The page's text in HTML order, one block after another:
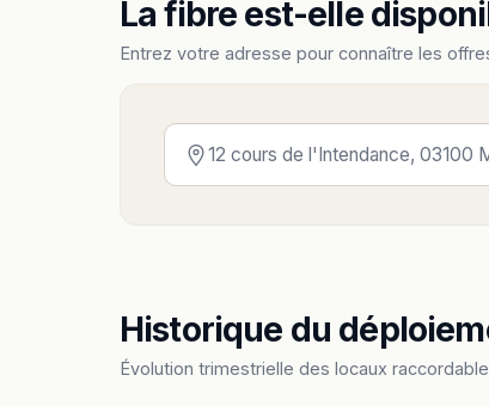
La fibre est-elle
Entrez votre adresse pour connaître les
Historique du
Évolution trimestrielle des locaux